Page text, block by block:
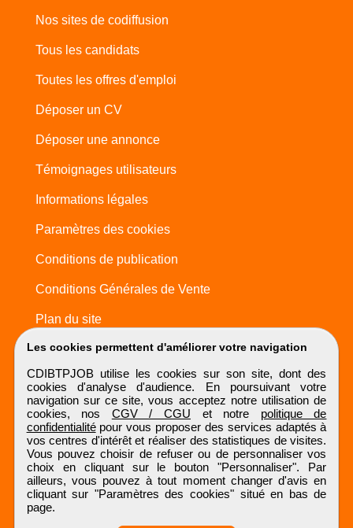
Les cookies permettent d'améliorer votre navigation
CDIBTPJOB utilise les cookies sur son site, dont des
cookies d'analyse d'audience. En poursuivant votre
navigation sur ce site, vous acceptez notre utilisation de
cookies, nos CGV / CGU et notre politique de
confidentialitépour vous proposer des services adaptés à
vos centres d'intérêt et réaliser des statistiques de visites.
Vous pouvez choisir de refuser ou de personnaliser vos
choix en cliquant sur le bouton "Personnaliser". Par
ailleurs, vous pouvez à tout moment changer d'avis en
cliquant sur "Paramètres des cookies" situé en bas de
page.
Nos sites de codiffusion
Tous les candidats
Toutes les offres d'emploi
Déposer un CV
Déposer une annonce
Témoignages utilisateurs
Informations légales
Paramètres des cookies
Conditions de publication
Conditions Générales de Vente
Plan du site